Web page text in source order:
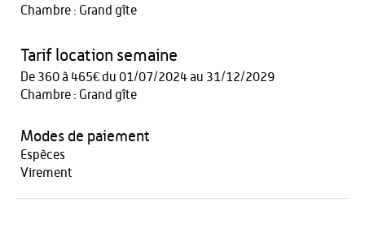
Chambre : Grand gîte
Tarif location semaine
De 360 à 465€ du 01/07/2024 au 31/12/2029
Chambre : Grand gîte
Modes de paiement
Espèces
Virement